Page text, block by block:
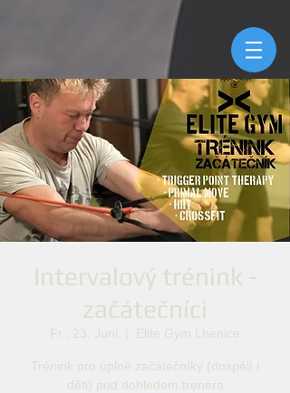
Intervalový trénink -
začátečníci
Fr., 23. Juni
  |
Elite Gym Lhenice
Trénink pro úplné začátečníky (dospělí i
děti) pod dohledem trenéra